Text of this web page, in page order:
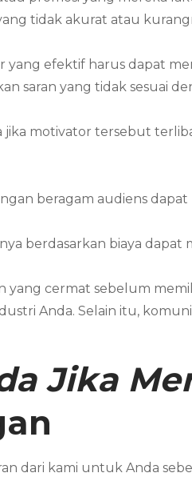
tidak akurat atau
efektif harus dapat
saran yang tidak sesuai
motivator tersebut
beragam audiens
berdasarkan biaya
cermat sebelum
Anda. Selain itu,
Jika
dari kami untuk Anda